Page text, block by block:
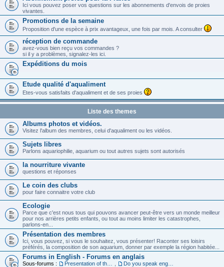
Ici vous pouvez poser vos questions sur les abonnements d'envois de proies
vivantes.
Promotions de la semaine
Proposition d'une espèce à prix avantageux, une fois par mois. A consulter
réception de commande
avez-vous bien reçu vos commandes ?
si il y a problèmes, signalez-les ici.
Expéditions du mois
Etude qualité d'aqualiment
Etes-vous satisfaits d'aqualiment et de ses proies
Liste des themes
Albums photos et vidéos.
Visitez l'album des membres, celui d'aqualiment ou les vidéos.
Sujets libres
Parlons aquariophilie, aquarium ou tout autres sujets sont autorisés
la nourriture vivante
questions et réponses
Le coin des clubs
pour faire connaitre votre club
Ecologie
Parce que c'est nous tous qui pouvons avancer peut-être vers un monde meilleur
pour nos arrières petits enfants, ou tout au moins limiter les catastrophes,
parlons-en...
Présentation des membres
Ici, vous pouvez, si vous le souhaitez, vous présenter! Raconter ses loisirs
préférés, la composition de son aquarium, donner par exemple la région habitée...
Forums in English - Forums en anglais
Sous-forums :